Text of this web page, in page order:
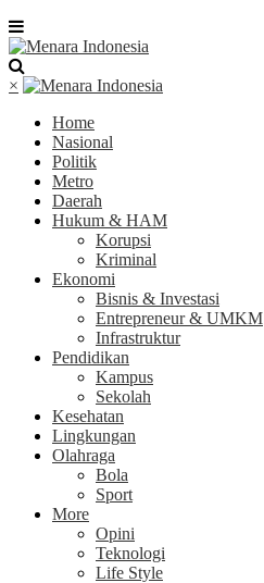
×
Home
Nasional
Politik
Metro
Daerah
Hukum & HAM
Korupsi
Kriminal
Ekonomi
Bisnis & Investasi
Entrepreneur & UMKM
Infrastruktur
Pendidikan
Kampus
Sekolah
Kesehatan
Lingkungan
Olahraga
Bola
Sport
More
Opini
Teknologi
Life Style